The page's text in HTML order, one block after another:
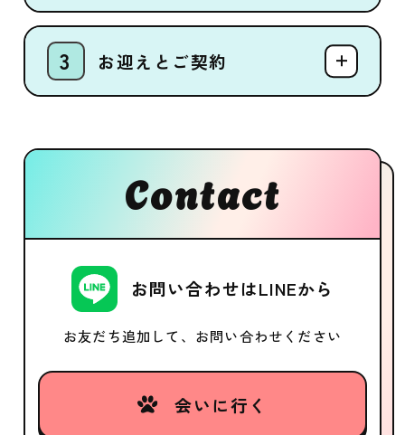
お迎えとご契約
Contact
お問い合わせはLINEから
お友だち追加して、お問い合わせください
会いに行く